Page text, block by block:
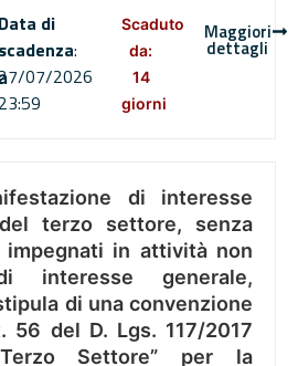
Data di
scadenza:
07/2026
23:59
Scaduto
da:
14
giorni
Maggiori
dettagli
di interesse
terzo settore, senza
in attività non
interesse generale,
di una convenzione
56 del D. Lgs. 117/2017
Settore” per la